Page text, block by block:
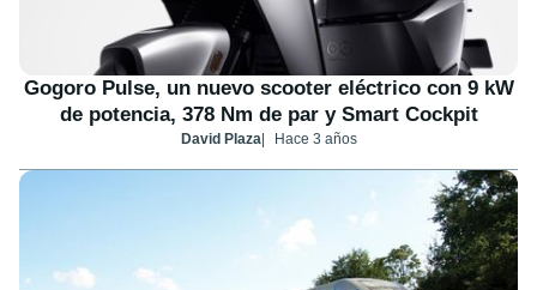
Gogoro Pulse, un nuevo scooter eléctrico con 9 kW
de potencia, 378 Nm de par y Smart Cockpit
David Plaza Hace 3 años